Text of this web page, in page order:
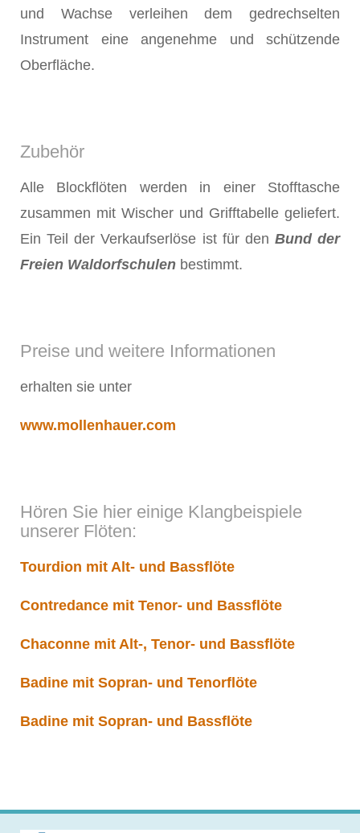
und Wachse verleihen dem gedrechselten
Instrument eine angenehme und schützende
Oberfläche.
Zubehör
Alle Blockflöten werden in einer Stofftasche
zusammen mit Wischer und Grifftabelle geliefert.
Ein Teil der Verkaufserlöse ist für den Bund der
Freien Waldorfschulen bestimmt.
Preise und weitere Informationen
erhalten sie unter
www.mollenhauer.com
Hören Sie hier einige Klangbeispiele
unserer Flöten:
Tourdion mit Alt- und Bassflöte
Contredance mit Tenor- und Bassflöte
Chaconne mit Alt-, Tenor- und Bassflöte
Badine mit Sopran- und Tenorflöte
Badine mit Sopran- und Bassflöte